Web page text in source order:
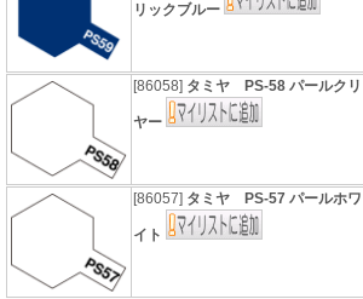
リックブルー
[86058] タミヤ PS-58 パールクリ
ヤー
[86057] タミヤ PS-57 パールホワ
イト